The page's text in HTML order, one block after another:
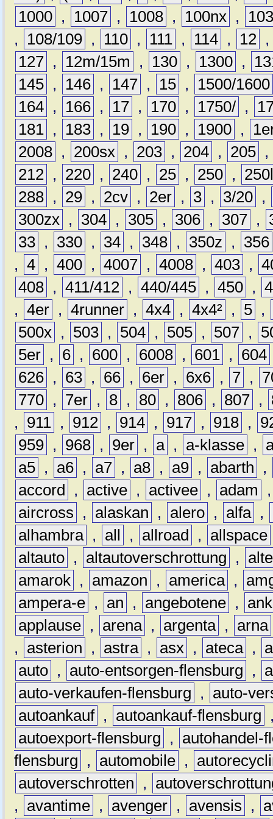
1000 , 1007 , 1008 , 100nx ,
,
108/109 , 110 , 111 , 114 , 12
127 , 12m/15m , 130 , 1300 ,
145 , 146 , 147 , 15 ,
1500/1600
164 , 166 , 17 , 170 , 1750/ ,
181 , 183 , 19 , 190 , 1900 ,
2008 , 200sx , 203 , 204 , 205 ,
212 , 220 , 240 , 25 , 250 ,
288 , 29 , 2cv , 2er , 3 , 3/20 ,
300zx , 304 , 305 , 306 , 307 ,
33 , 330 , 34 , 348 , 350z ,
356
, 4 , 400 , 4007 , 4008 , 403 ,
408 , 411/412 , 440/445 , 450 ,
, 4er , 4runner , 4x4 , 4x4² , 5 ,
500x , 503 , 504 , 505 , 507 ,
5er , 6 , 600 , 6008 , 601 , 604
626 , 63 , 66 , 6er , 6x6 , 7 ,
770 , 7er , 8 , 80 , 806 , 807 ,
,
911 , 912 , 914 , 917 , 918 ,
959 , 968 , 9er , a , a-klasse ,
a5 , a6 , a7 , a8 , a9 , abarth
,
accord
, active , activee , adam
aircross
, alaskan , alero , alfa ,
alhambra , all , allroad , allspace
altauto , altautoverschrottung ,
amarok , amazon , america ,
ampera-e , an , angebotene ,
applause , arena , argenta , arna
,
asterion , astra , asx , ateca ,
auto , auto-entsorgen-flensburg ,
auto-verkaufen-flensburg
,
auto-
autoankauf , autoankauf-flensburg
autoexport-flensburg
,
autohandel-
flensburg
, automobile ,
autoverschrotten
,
,
avantime , avenger , avensis ,